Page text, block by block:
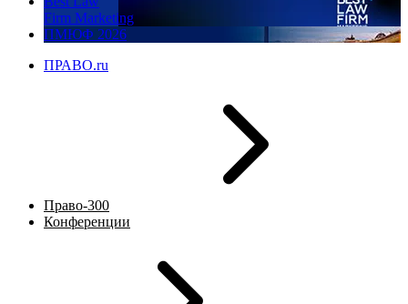
Firm Marketing
ПМЮФ 2026
ПРАВО.ru
Право-300
Конференции